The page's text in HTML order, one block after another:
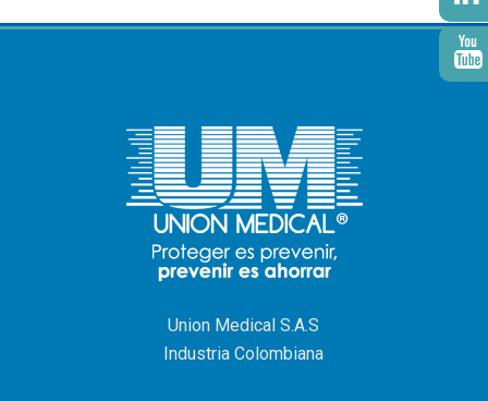
Union Medical S.A.S
Industria Colombiana